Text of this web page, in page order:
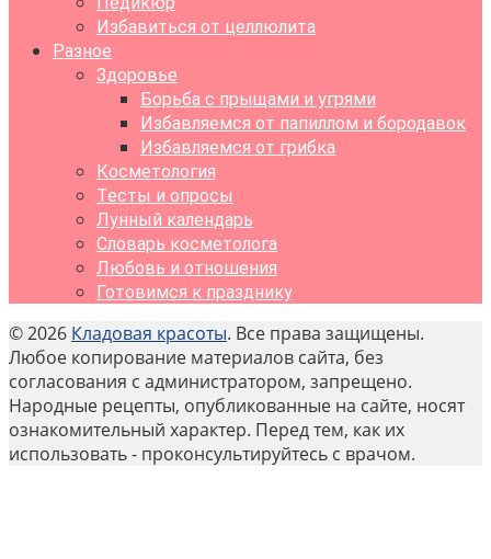
Избавиться от целлюлита
Разное
Здоровье
Борьба с прыщами и угрями
Избавляемся от папиллом и бородавок
Избавляемся от грибка
Косметология
Тесты и опросы
Лунный календарь
Словарь косметолога
Любовь и отношения
Готовимся к празднику
© 2026 Кладовая красоты. Все права защищены.
Любое копирование материалов сайта, без
согласования с администратором, запрещено.
Народные рецепты, опубликованные на сайте, носят
ознакомительный характер. Перед тем, как их
использовать - проконсультируйтесь с врачом.